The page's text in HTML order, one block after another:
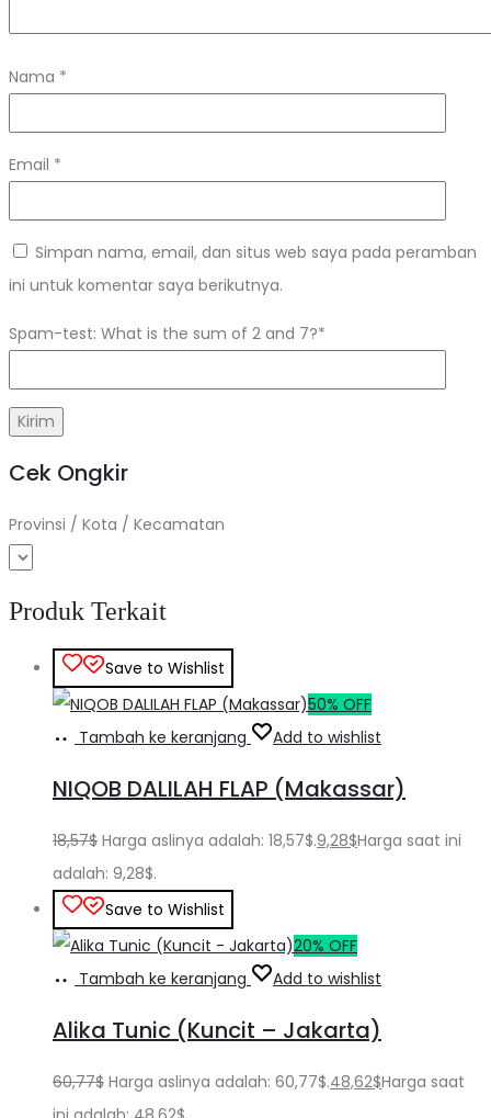
Nama *
Email *
Simpan nama, email, dan situs web saya pada peramban
ini untuk komentar saya berikutnya.
Spam-test: What is the sum of 2 and 7?*
Cek Ongkir
Provinsi / Kota / Kecamatan
Produk Terkait
Save to Wishlist
50% OFF
Tambah ke keranjang
Add to wishlist
NIQOB DALILAH FLAP (Makassar)
18,57$ Harga aslinya adalah: 18,57$.9,28$Harga saat ini
adalah: 9,28$.
Save to Wishlist
20% OFF
Tambah ke keranjang
Add to wishlist
Alika Tunic (Kuncit – Jakarta)
60,77$ Harga aslinya adalah: 60,77$.48,62$Harga saat